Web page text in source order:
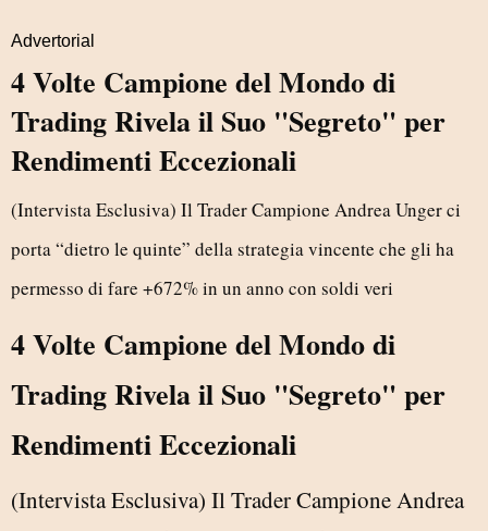
Advertorial
4 Volte Campione del Mondo di
Trading Rivela il Suo "Segreto" per
Rendimenti Eccezionali
(Intervista Esclusiva) Il Trader Campione Andrea Unger ci
porta “dietro le quinte” della strategia vincente che gli ha
permesso di fare +672% in un anno con soldi veri
4 Volte Campione del Mondo di
Trading Rivela il Suo "Segreto" per
Rendimenti Eccezionali
(Intervista Esclusiva) Il Trader Campione Andrea